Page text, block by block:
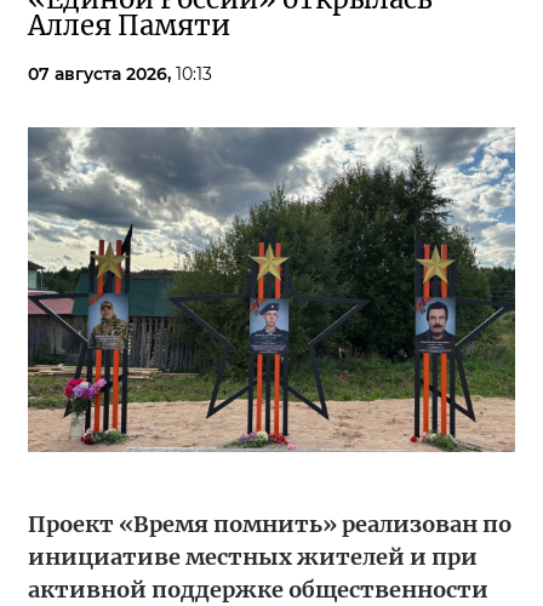
Аллея Памяти
07 августа 2026, 10:13
Проект «Время помнить» реализован по
инициативе местных жителей и при
активной поддержке общественности